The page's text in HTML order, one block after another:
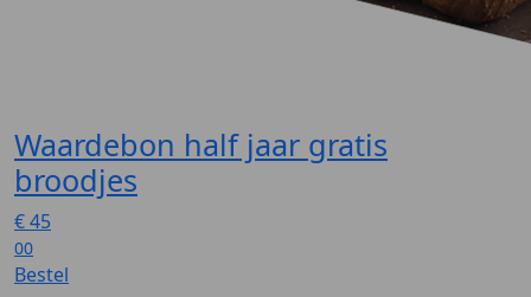
Waardebon half jaar gratis
broodjes
€45
00
Bestel